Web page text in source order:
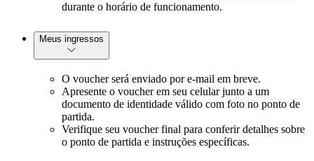
durante o horário de funcionamento.
Meus ingressos
O voucher será enviado por e-mail em breve.
Apresente o voucher em seu celular junto a um
documento de identidade válido com foto no ponto de
partida.
Verifique seu voucher final para conferir detalhes sobre
o ponto de partida e instruções específicas.